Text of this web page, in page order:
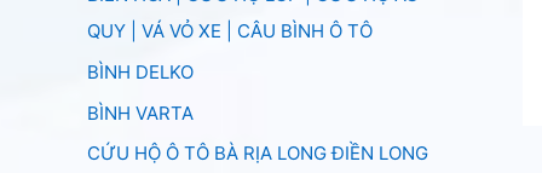
QUY | VÁ VỎ XE | CÂU BÌNH Ô TÔ
BÌNH DELKO
BÌNH VARTA
CỨU HỘ Ô TÔ BÀ RỊA LONG ĐIỀN LONG